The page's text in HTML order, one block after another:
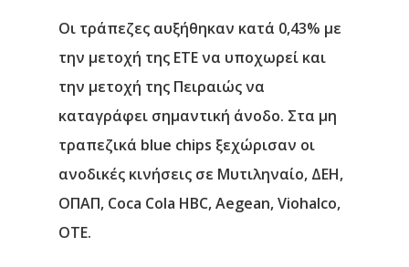
Οι τράπεζες αυξήθηκαν κατά 0,43% με
την μετοχή της ΕΤΕ να υποχωρεί και
την μετοχή της Πειραιώς να
καταγράφει σημαντική άνοδο. Στα μη
τραπεζικά blue chips ξεχώρισαν οι
ανοδικές κινήσεις σε Μυτιληναίο, ΔΕΗ,
ΟΠΑΠ, Coca Cola HBC, Aegean, Viohalco,
OTE.